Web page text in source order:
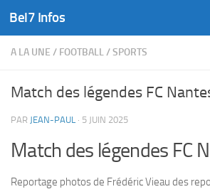
Skip to content
Bel7 Infos
A LA UNE / FOOTBALL/SPORTS
Match des légendes FC
PAR JEAN-PAUL · 5 JUIN 2025
Match des légendes FC
Reportage photos de Frédéric Vieau des